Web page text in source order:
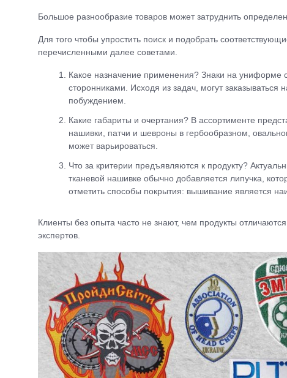
Большое разнообразие товаров может затруднить
Для того чтобы упростить поиск и подобрать
перечисленными далее советами.
Какое назначение применения? Знаки на
сторонниками. Исходя из задач, могут
побуждением.
Какие габариты и очертания? В ассортименте
нашивки, патчи и шевроны в гербообразном,
может варьироваться.
Что за критерии предъявляются к продукту?
тканевой нашивке обычно добавляется липучка,
отметить способы покрытия: вышивание является
Клиенты без опыта часто не знают, чем продукты
экспертов.